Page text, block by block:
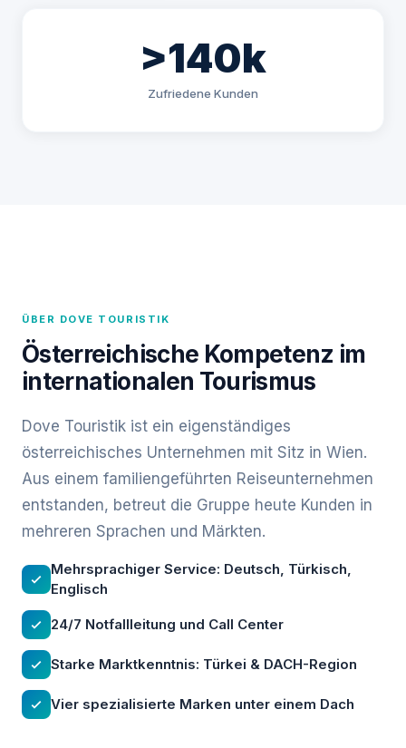
>140k
Zufriedene Kunden
ÜBER DOVE TOURISTIK
Österreichische Kompetenz im
internationalen Tourismus
Dove Touristik ist ein eigenständiges
österreichisches Unternehmen mit Sitz in Wien.
Aus einem familiengeführten Reiseunternehmen
entstanden, betreut die Gruppe heute Kunden in
mehreren Sprachen und Märkten.
Mehrsprachiger Service: Deutsch, Türkisch,
Englisch
24/7 Notfallleitung und Call Center
Starke Marktkenntnis: Türkei & DACH-Region
Vier spezialisierte Marken unter einem Dach